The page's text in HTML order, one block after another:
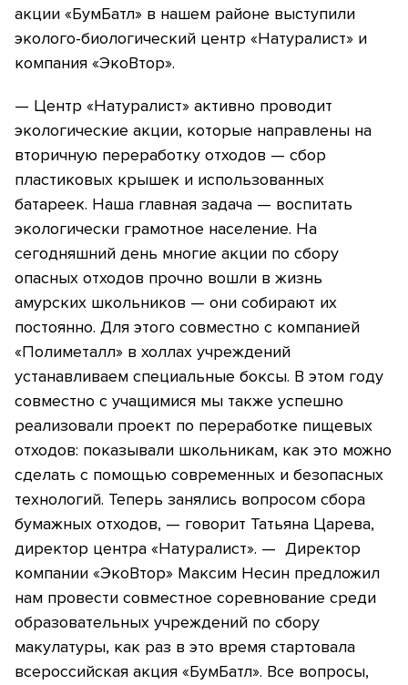
акции «БумБатл» в нашем районе выступили
эколого-биологический центр «Натуралист» и
компания «ЭкоВтор».
— Центр «Натуралист» активно проводит
экологические акции, которые направлены на
вторичную переработку отходов — сбор
пластиковых крышек и использованных
батареек. Наша главная задача — воспитать
экологически грамотное население. На
сегодняшний день многие акции по сбору
опасных отходов прочно вошли в жизнь
амурских школьников — они собирают их
постоянно. Для этого совместно с компанией
«Полиметалл» в холлах учреждений
устанавливаем специальные боксы. В этом году
совместно с учащимися мы также успешно
реализовали проект по переработке пищевых
отходов: показывали школьникам, как это можно
сделать с помощью современных и безопасных
технологий. Теперь занялись вопросом сбора
бумажных отходов, — говорит Татьяна Царева,
директор центра «Натуралист». — Директор
компании «ЭкоВтор» Максим Несин предложил
нам провести совместное соревнование среди
образовательных учреждений по сбору
макулатуры, как раз в это время стартовала
всероссийская акция «БумБатл». Все вопросы,